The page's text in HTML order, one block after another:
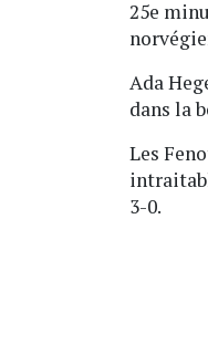
25e
Ada
dans la
Les
3-0.